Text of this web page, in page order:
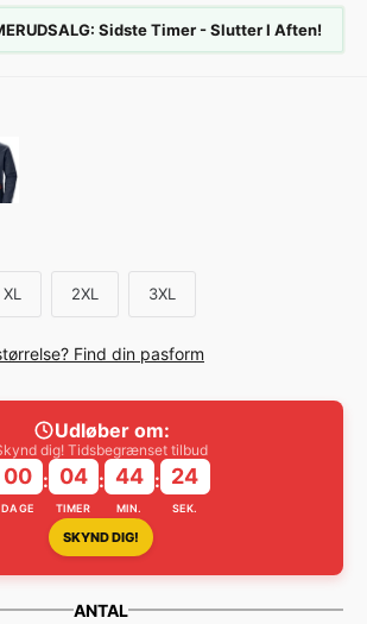
Sidste Timer - Slutter I Aften!
XL 2XL 3XL
Find din pasform
Udløber om:
dig! Tidsbegrænset tilbud
00
DAGE
: 04
TIMER
: 44
MIN.
: 24
SEK.
SKYND DIG!
ANTAL